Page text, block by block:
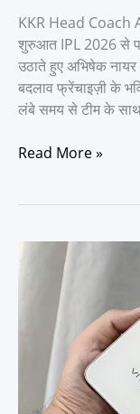
KKR Head Coach
शुरुआत IPL 2026 से
उठाते हुए अभिषेक
बदलाव फ्रेंचाइज़ी के
लंबे समय से टीम के
की
शुरुआत
Read More »
X300
&
Features:
Megapixel